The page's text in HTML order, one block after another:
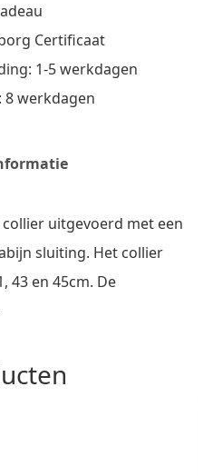
Certificaat
1-5 werkdagen
8 werkdagen
uitgevoerd met een
sluiting. Het collier
43 en 45cm. De